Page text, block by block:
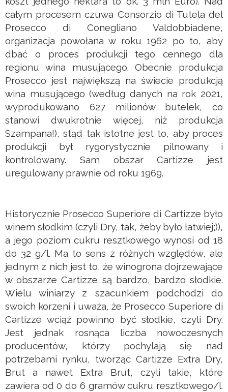
całym procesem czuwa Consorzio di Tutela del
Prosecco di Conegliano Valdobbiadene,
organizacja powołana w roku 1962 po to, aby
dbać o proces produkcji tego cennego dla
regionu wina musującego. Obecnie produkcja
Prosecco jest największą na świecie produkcją
wina musującego (według danych na rok 2021,
wyprodukowano 627 milionów butelek, co
stanowi dwukrotnie więcej, niż produkcja
Szampana!), stąd tak istotne jest to, aby proces
produkcji był rygorystycznie pilnowany i
kontrolowany. Sam obszar Cartizze jest
uregulowany prawnie od roku 1969.
Historycznie Prosecco Superiore di Cartizze było
winem słodkim (czyli Dry, tak, żeby było łatwiej;)),
a jego poziom cukru resztkowego wynosi od 18
do 32 g/l. Ma to sens z różnych względów, ale
jednym z nich jest to, że winogrona dojrzewające
w obszarze Cartizze są bardzo, bardzo słodkie.
Wielu winiarzy z szacunkiem podchodzi do
swoich korzeni i uważa, że Prosecco Superiore di
Cartizze wciąż powinno być słodkie, czyli Dry.
Jest jednak rosnąca liczba nowoczesnych
producentów, którzy pochylają się nad
potrzebami rynku, tworząc Cartizze Extra Dry,
Brut a nawet Extra Brut, czyli takie, które
zawiera od 0 do 6 gramów cukru resztkowego/l.